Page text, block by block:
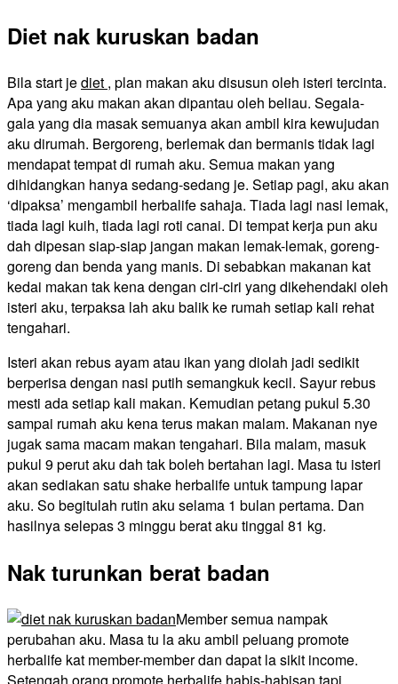
Diet nak kuruskan badan
Bila start jediet , plan makan aku disusun oleh isteri tercinta.
Apa yang aku makan akan dipantau oleh beliau. Segala-
gala yang dia masak semuanya akan ambil kira kewujudan
aku dirumah. Bergoreng, berlemak dan bermanis tidak lagi
mendapat tempat di rumah aku. Semua makan yang
dihidangkan hanya sedang-sedang je. Setiap pagi, aku akan
‘dipaksa’ mengambil herbalife sahaja. Tiada lagi nasi lemak,
tiada lagi kuih, tiada lagi roti canai. Di tempat kerja pun aku
dah dipesan siap-siap jangan makan lemak-lemak, goreng-
goreng dan benda yang manis. Di sebabkan makanan kat
kedai makan tak kena dengan ciri-ciri yang dikehendaki oleh
isteri aku, terpaksa lah aku balik ke rumah setiap kali rehat
tengahari.
Isteri akan rebus ayam atau ikan yang diolah jadi sedikit
berperisa dengan nasi putih semangkuk kecil. Sayur rebus
mesti ada setiap kali makan. Kemudian petang pukul 5.30
sampai rumah aku kena terus makan malam. Makanan nye
jugak sama macam makan tengahari. Bila malam, masuk
pukul 9 perut aku dah tak boleh bertahan lagi. Masa tu isteri
akan sediakan satu shake herbalife untuk tampung lapar
aku. So begitulah rutin aku selama 1 bulan pertama. Dan
hasilnya selepas 3 minggu berat aku tinggal 81 kg.
Nak turunkan berat badan
Member semua nampak
perubahan aku. Masa tu la aku ambil peluang promote
herbalife kat member-member dan dapat la sikit income.